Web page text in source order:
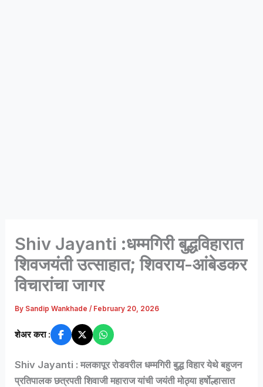
Shiv Jayanti :धम्मगिरी बुद्धविहारात
शिवजयंती उत्साहात; शिवराय-आंबेडकर
विचारांचा जागर
By Sandip Wankhade/ February 20, 2026
शेअर करा :
Shiv Jayanti : मलकापूर रोडवरीलधम्मगिरी बुद्ध विहारयेथे बहुजन
प्रतिपालकछत्रपती शिवाजी महाराजयांची जयंती मोठ्या हर्षोल्हासात